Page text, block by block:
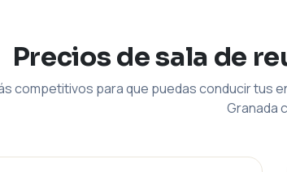
Precios de sala de
competitivos para que puedas conducir tus
Granada